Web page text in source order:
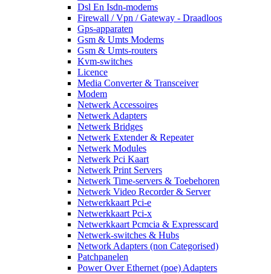
Dsl En Isdn-modems
Firewall / Vpn / Gateway - Draadloos
Gps-apparaten
Gsm & Umts Modems
Gsm & Umts-routers
Kvm-switches
Licence
Media Converter & Transceiver
Modem
Netwerk Accessoires
Netwerk Adapters
Netwerk Bridges
Netwerk Extender & Repeater
Netwerk Modules
Netwerk Pci Kaart
Netwerk Print Servers
Netwerk Time-servers & Toebehoren
Netwerk Video Recorder & Server
Netwerkkaart Pci-e
Netwerkkaart Pci-x
Netwerkkaart Pcmcia & Expresscard
Netwerk-switches & Hubs
Network Adapters (non Categorised)
Patchpanelen
Power Over Ethernet (poe) Adapters